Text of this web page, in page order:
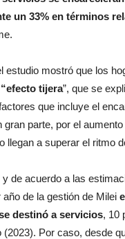
un 33% en términos
estudio mostró que los
“efecto tijera”, que se
que incluye el
gran parte, por el
llegan a superar el ritmo
de acuerdo a las
de la gestión de Milei
destinó a servicios, 10
(2023). Por caso, desde